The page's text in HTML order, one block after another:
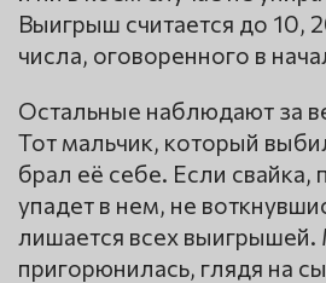
Выигрыш считается до 10,
числа, оговоренного в
Остальные наблюдают за
Тот мальчик, который
брал её себе. Если свайка,
упадет в нем, не
лишается всех выигрышей.
пригорюнилась, глядя на